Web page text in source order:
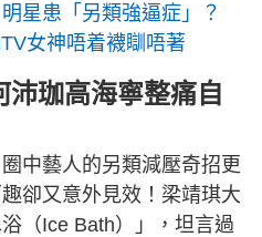
星患「另類強逼症」？
女神唔着襪瞓唔著
珈高海寧整痛自
中藝人的另類減壓奇招更
卻又意外見效！梁靖琪大
（Ice Bath）」，坦言過